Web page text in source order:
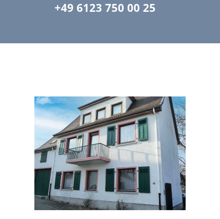
+49 6123 750 00 25